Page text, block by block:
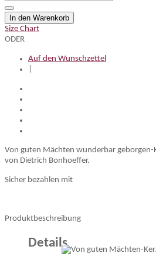
In den Warenkorb
Size Chart
ODER
Auf den Wunschzettel
Von guten Mächten wunderbar geborgen-
von Dietrich Bonhoeffer.
Sicher bezahlen mit
Produktbeschreibung
Details